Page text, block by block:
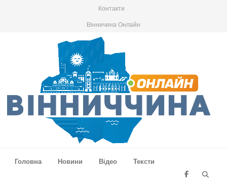
Контакти
Вінничина Онлайн
Головна
Новини Відео Тексти